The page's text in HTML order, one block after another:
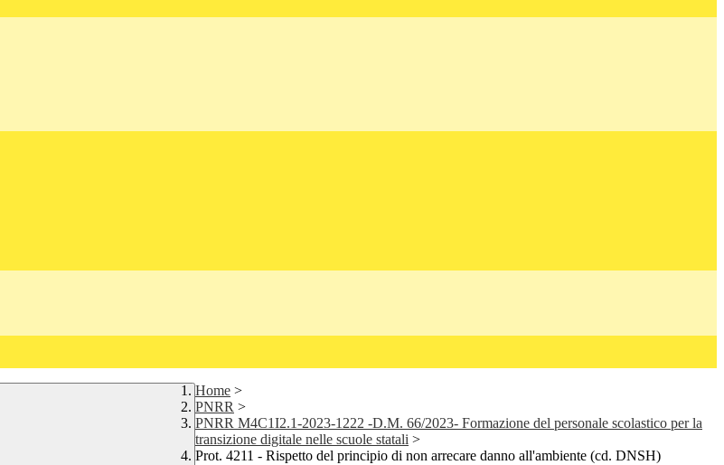
Home >
PNRR >
PNRR M4C1I2.1-2023-1222 -D.M. 66/2023- Formazione del personale scolastico per la
transizione digitale nelle scuole statali >
Prot. 4211 - Rispetto del principio di non arrecare danno all'ambiente (cd. DNSH)